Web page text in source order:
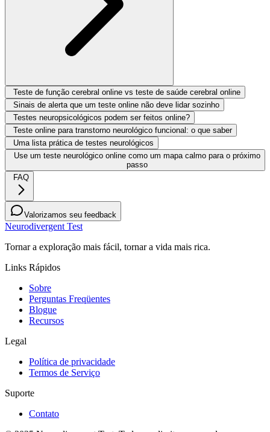
Teste de função cerebral online vs teste de saúde cerebral online
Sinais de alerta que um teste online não deve lidar sozinho
Testes neuropsicológicos podem ser feitos online?
Teste online para transtorno neurológico funcional: o que saber
Uma lista prática de testes neurológicos
Use um teste neurológico online como um mapa calmo para o próximo
passo
FAQ
Valorizamos seu feedback
Neurodivergent Test
Tornar a exploração mais fácil, tornar a vida mais rica.
Links Rápidos
Sobre
Perguntas Freqüentes
Blogue
Recursos
Legal
Política de privacidade
Termos de Serviço
Suporte
Contato